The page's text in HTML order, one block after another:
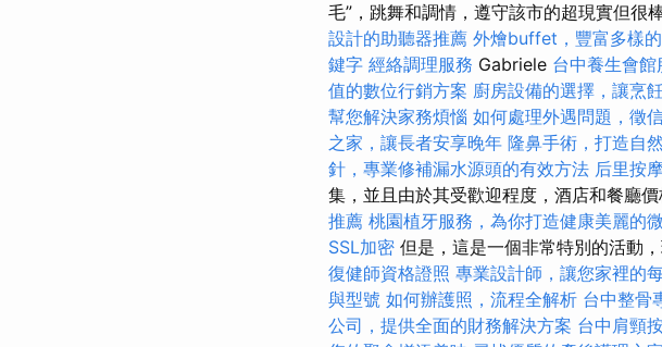
毛”，跳舞和調情，遵守該市的超現實但很
設計的助聽器推薦 外燴buffet，豐富多樣
鍵字 經絡調理服務 Gabriele 台中養生會館
值的數位行銷方案 廚房設備的選擇，讓烹
幫您解決家務煩惱 如何處理外遇問題，徵
之家，讓長者安享晚年 隆鼻手術，打造自
針，專業修補漏水源頭的有效方法 后里按
集，並且由於其受歡迎程度，酒店和餐廳價
推薦 桃園植牙服務，為你打造健康美麗的
SSL加密 但是，這是一個非常特別的活動
復健師資格證照 專業設計師，讓您家裡的
與型號 如何辦護照，流程全解析 台中整骨
公司，提供全面的財務解決方案 台中肩頸